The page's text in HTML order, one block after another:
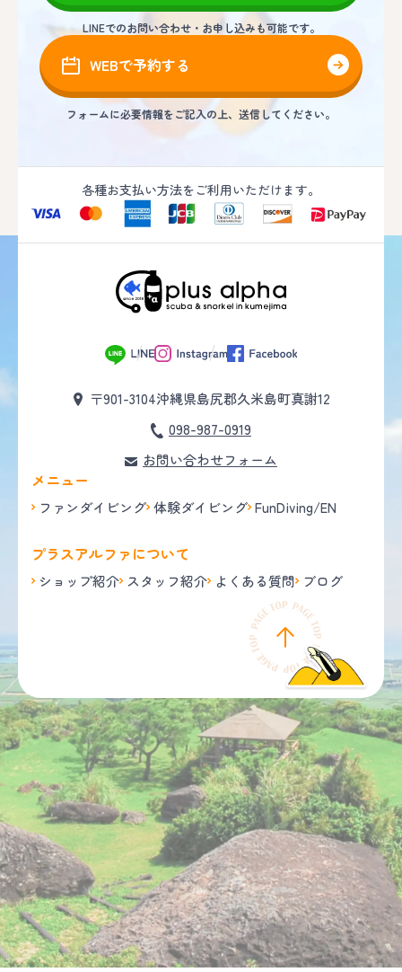
LINEでのお問い合わせ・お申し込みも可能です。
WEBで予約する
フォームに必要情報をご記入の上、送信してください。
各種お支払い方法をご利用いただけます。
〒901-3104沖縄県島尻郡久米島町真謝12
098-987-0919
お問い合わせフォーム
メニュー
ファンダイビング 体験ダイビング FunDiving/EN
プラスアルファについて
ショップ紹介 スタッフ紹介 よくある質問 ブログ